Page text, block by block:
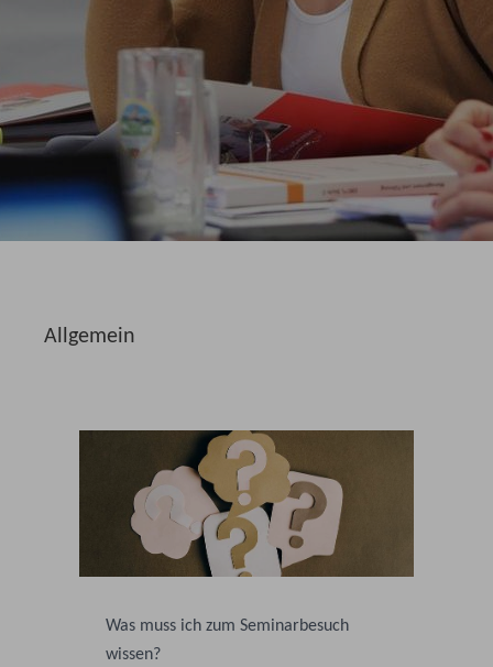
Allgemein
Was muss ich zum Seminarbesuch
wissen?